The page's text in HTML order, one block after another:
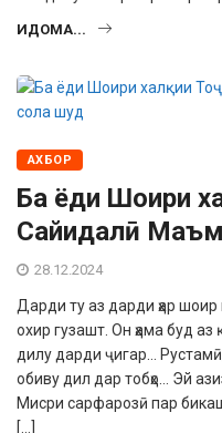
ИДОМА...
АХБОР
Ба ёди Шоири
Сайидалӣ
28.12.2024
Дарди ту аз дарди ҳар
охир гузашт. Он ҳама буд
дилу дарди ҷигар…
обиву дил дар тобҳо… Эй
Мисри сарфарозӣ пар
[…]